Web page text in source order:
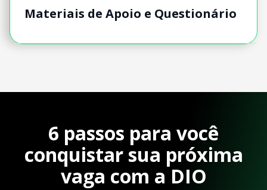
Materiais de Apoio e Questionário
6 passos para você
conquistar sua próxima
vaga com a DIO